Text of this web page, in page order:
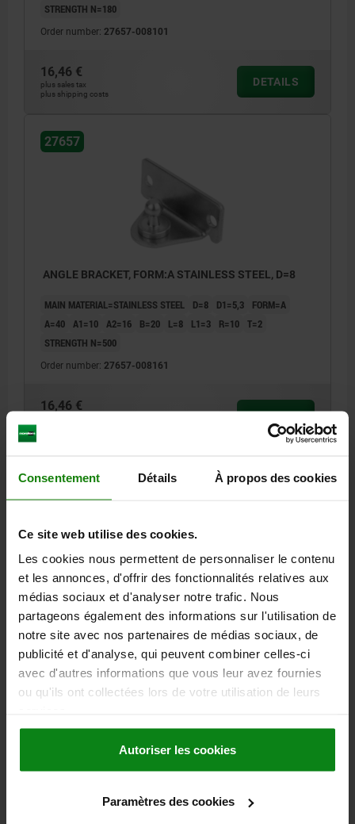
Consentement Détails À propos des cookies
Ce site web utilise des cookies.
Les cookies nous permettent de personnaliser le contenu
et les annonces, d'offrir des fonctionnalités relatives aux
médias sociaux et d'analyser notre trafic. Nous
partageons également des informations sur l'utilisation de
notre site avec nos partenaires de médias sociaux, de
publicité et d'analyse, qui peuvent combiner celles-ci
avec d'autres informations que vous leur avez fournies
ou qu'ils ont collectées lors de votre utilisation de leurs
Autoriser les cookies
Paramètres des cookies
STRENGTH N=180
Order number: 27657-008101
16,46 €
plus sales tax
plus shipping costs
DETAILS
27657
ANGLE BRACKET, FORM:A STAINLESS STEEL, D=8
MAIN MATERIAL=STAINLESS STEEL D=8 D1=5,3
FORM=A
A=40 A1=10 A2=16 B=20 L=8 L1=3 R=10 T=2
STRENGTH N=500
Order number: 27657-008161
16,46 €
DETAILS
27657
MAIN MATERIAL=STAINLESS STEEL D=10 D1=5,3 FORM=A
A=40
A1=10 A2=16 B=20 L=9 L1=3 R=10 T=2
STRENGTH N=800
Order number: 27657-010161